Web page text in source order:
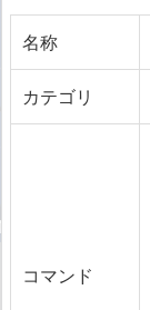
名称
カテゴリ
コマンド